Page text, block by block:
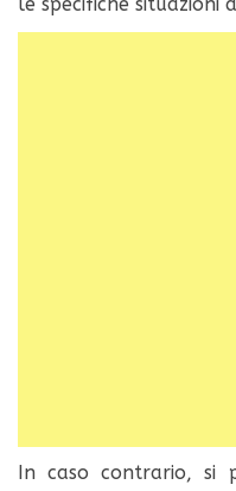
In caso contrario, si